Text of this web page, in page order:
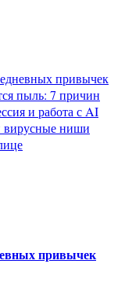
привычек
пыль: 7 причин
и работа с AI
вирусные ниши
привычек